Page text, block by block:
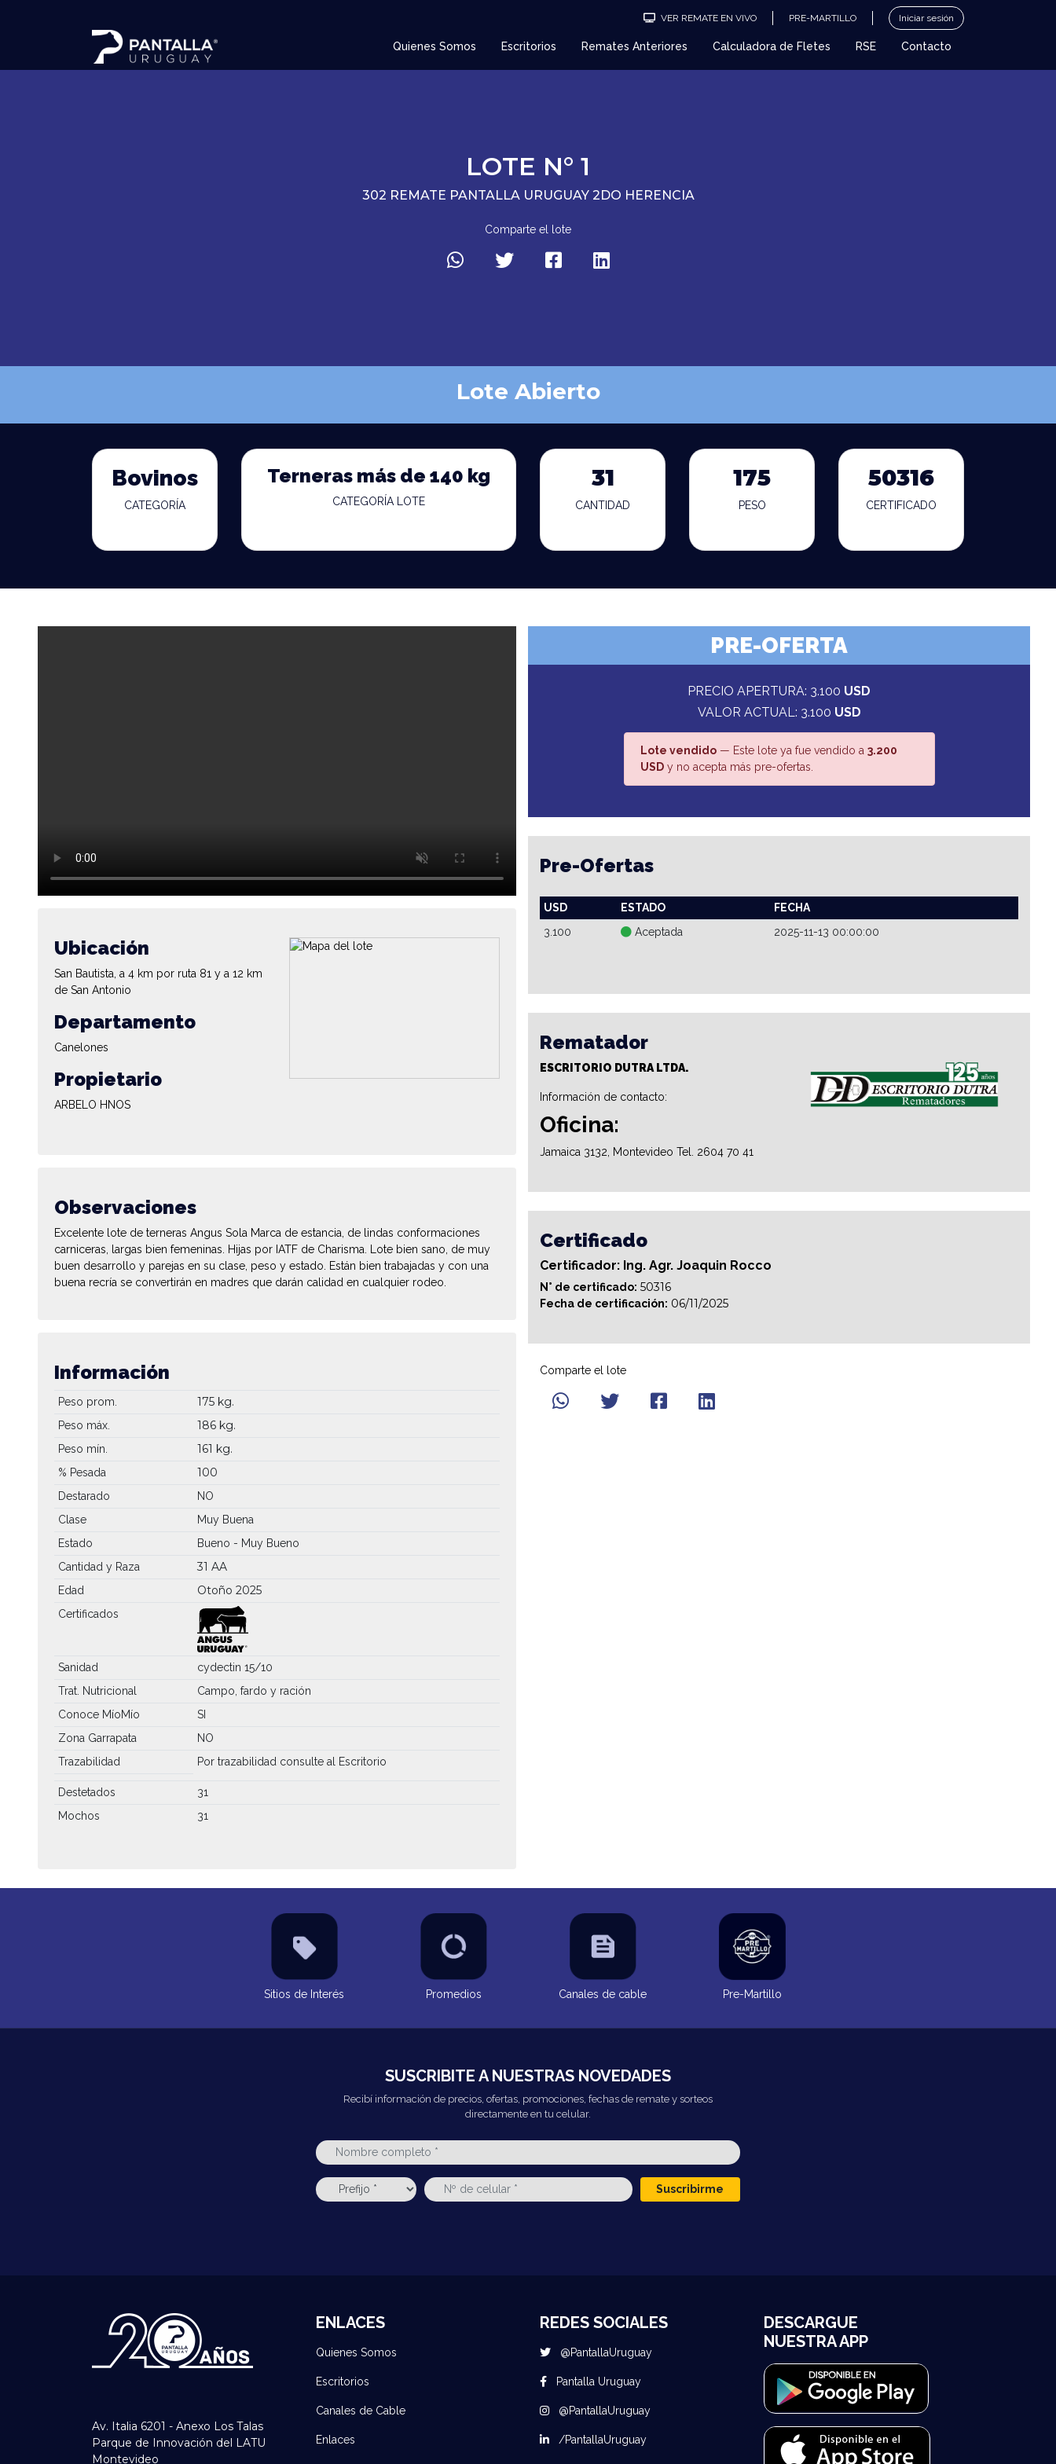
VER REMATE EN VIVO PRE-MARTILLO Iniciar sesión
Quienes Somos Escritorios Remates Anteriores Calculadora de Fletes RSE Contacto
LOTE N° 1
302 REMATE PANTALLA URUGUAY 2DO HERENCIA
Comparte el lote
Lote Abierto
Bovinos
CATEGORÍA
Terneras más de 140 kg
CATEGORÍA LOTE
31
CANTIDAD
175
PESO
50316
CERTIFICADO
Ubicación
San Bautista, a 4 km por ruta 81 y a 12 km
de San Antonio
Departamento
Canelones
Propietario
ARBELO HNOS
Observaciones
Excelente lote de terneras Angus Sola Marca de estancia, de lindas conformaciones
carniceras, largas bien femeninas. Hijas por IATF de Charisma. Lote bien sano, de muy
buen desarrollo y parejas en su clase, peso y estado. Están bien trabajadas y con una
buena recría se convertirán en madres que darán calidad en cualquier rodeo.
Información
Peso prom. 175 kg.
Peso máx. 186 kg.
Peso mín. 161 kg.
% Pesada 100
Destarado
NO
Clase
Muy Buena
Estado
Bueno - Muy Bueno
Cantidad y Raza
31 AA
Edad Otoño 2025
Certificados
Sanidad
cydectin 15/10
Trat. Nutricional
Campo, fardo y ración
Conoce MíoMío
SI
Zona Garrapata
NO
Trazabilidad
Por trazabilidad consulte al Escritorio
Destetados
31
Mochos
31
PRE-OFERTA
PRECIO APERTURA: 3.100 USD
VALOR ACTUAL: 3.100 USD
Lote vendido— Este lote ya fue vendido a 3.200
USDy no acepta más pre-ofertas.
Pre-Ofertas
USD ESTADO
FECHA
3.100
Aceptada 2025-11-13 00:00:00
Rematador
ESCRITORIO DUTRA LTDA.
Información de contacto:
Oficina:
Jamaica 3132, Montevideo Tel. 2604 70 41
Certificado
Certificador: Ing. Agr. Joaquin Rocco
N° de certificado: 50316
Fecha de certificación: 06/11/2025
Comparte el lote
Sitios de Interés Promedios Canales de cable Pre-Martillo
SUSCRIBITE A NUESTRAS NOVEDADES
Recibí información de precios, ofertas, promociones, fechas de remate y sorteos
directamente en tu celular.
Suscribirme
Av. Italia 6201 - Anexo Los Talas
Parque de Innovación del LATU
Montevideo
ENLACES
Quienes Somos
Escritorios
Canales de Cable
Enlaces
REDES SOCIALES
@PantallaUruguay
Pantalla Uruguay
@PantallaUruguay
/PantallaUruguay
DESCARGUE
NUESTRA APP